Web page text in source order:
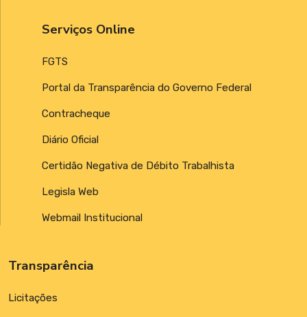
Serviços Online
FGTS
Portal da Transparência do Governo Federal
Contracheque
Diário Oficial
Certidão Negativa de Débito Trabalhista
Legisla Web
Webmail Institucional
Transparência
Licitações